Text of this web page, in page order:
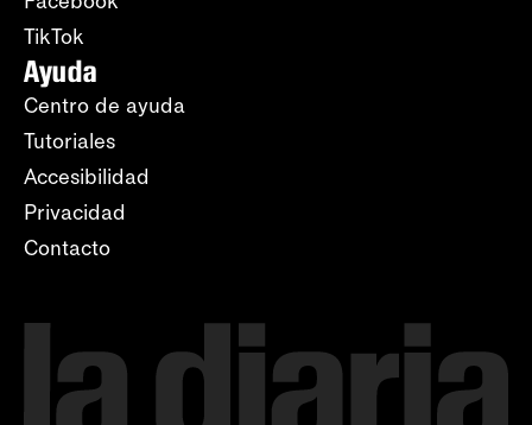
TikTok
Ayuda
Centro de ayuda
Tutoriales
Accesibilidad
Privacidad
Contacto